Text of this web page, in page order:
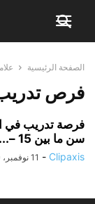
الصفحة الرئيسية
فرص تدريب
فرصة تدريب في
سن ما بين 15 –...
Clipaxis
- 11 نوفمبر، 2020